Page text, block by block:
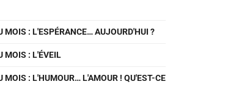
MOIS : L'ESPÉRANCE… AUJOURD'HUI ?
MOIS : L'ÉVEIL
MOIS : L'HUMOUR… L'AMOUR ! QU'EST-CE